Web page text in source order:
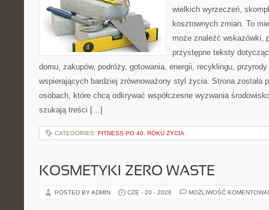
wielkich wyrzeczeń,
kosztownych zmian. To
może znaleźć wskazówki,
przystępne teksty
domu, zakupów, podróży, gotowania, energii, recyklingu,
wspierających bardziej zrównoważony styl życia. Strona została
osobach, które chcą odkrywać współczesne wyzwania
szukają treści […]
CATEGORIES: FITNESS PO 40. ROKU ŻYCIA
KOSMETYKI ZERO WASTE
POSTED BY ADMIN CZE - 20 - 2026 MOŻLIWOŚĆ